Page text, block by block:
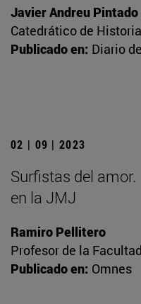
Javier Andreu Pintado
Catedrático de
Publicado en: Diario
02 | 09 | 2023
Surfistas del
en la JMJ
Ramiro Pellitero
Profesor de la
Publicado en: Omnes